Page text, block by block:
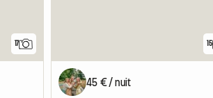
17 15
45 € / nuit